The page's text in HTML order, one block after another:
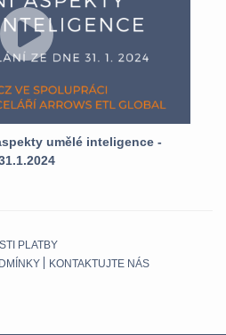
umělé inteligence -
PLATBY
KONTAKTUJTE NÁS